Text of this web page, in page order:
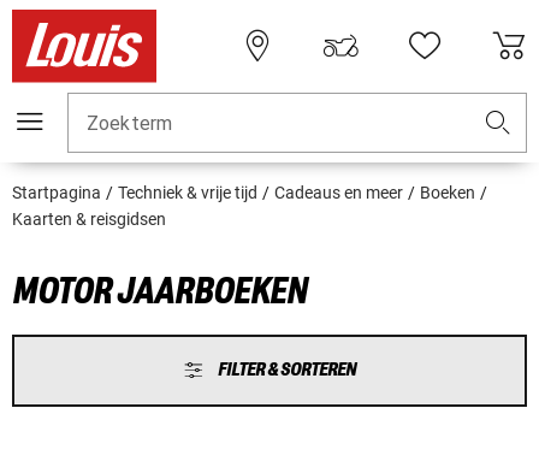
Zoekterm
Startpagina Techniek & vrije tijd Cadeaus en meer
Boeken
Kaarten & reisgidsen
MOTOR JAARBOEKEN
FILTER & SORTEREN